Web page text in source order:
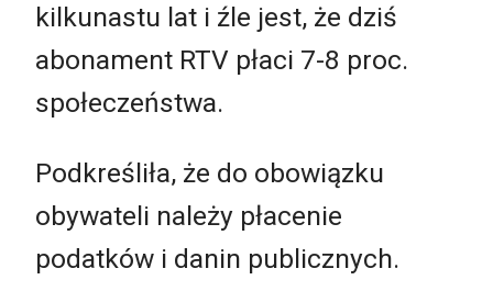
kilkunastu lat i źle jest, że dziś
abonament RTV płaci 7-8 proc.
społeczeństwa.
Podkreśliła, że do obowiązku
obywateli należy płacenie
podatków i danin publicznych.